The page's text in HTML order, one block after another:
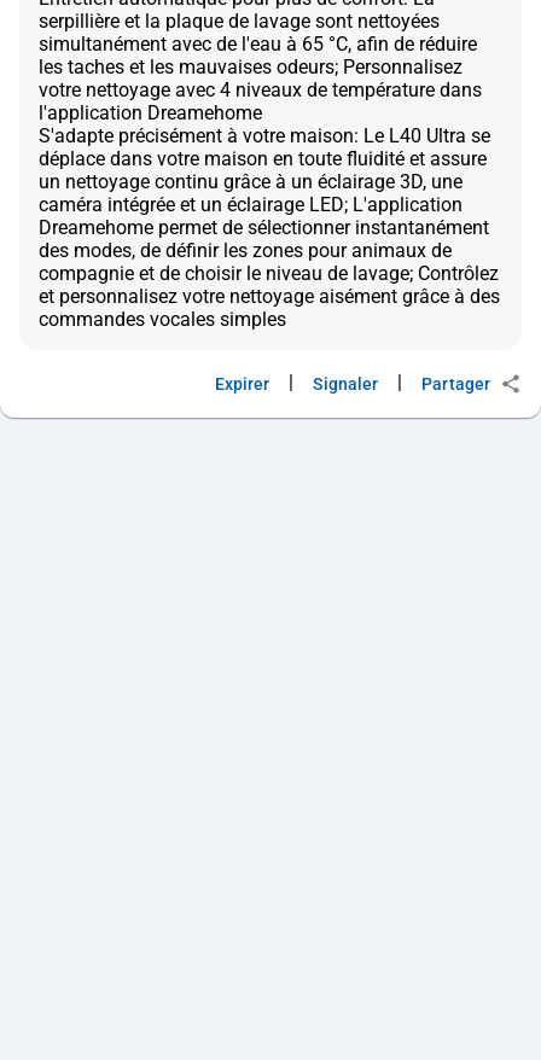
serpillière et la plaque de lavage sont nettoyées
simultanément avec de l'eau à 65 °C, afin de réduire
les taches et les mauvaises odeurs; Personnalisez
votre nettoyage avec 4 niveaux de température dans
l'application Dreamehome
S'adapte précisément à votre maison: Le L40 Ultra se
déplace dans votre maison en toute fluidité et assure
un nettoyage continu grâce à un éclairage 3D, une
caméra intégrée et un éclairage LED; L'application
Dreamehome permet de sélectionner instantanément
des modes, de définir les zones pour animaux de
compagnie et de choisir le niveau de lavage; Contrôlez
et personnalisez votre nettoyage aisément grâce à des
Expirer Signaler Partager